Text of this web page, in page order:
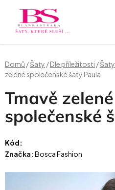
obsah
Domů /Šaty /Dle příležitosti /
zelené společenské šaty Paula
Tmavě zelené
společenské
Kód:
Značka: Bosca Fashion